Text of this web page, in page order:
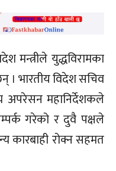
मन्त्रीले युद्धविरामका
। भारतीय विदेश सचिव
अपरेसन महानिर्देशकले
गरेको र दुवै पक्षले
कारबाही रोक्न सहमत